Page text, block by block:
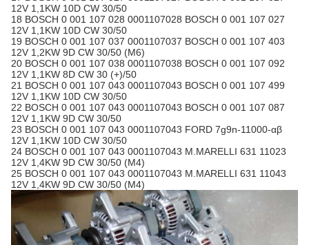
12V 1,1KW 10D CW 30/50
18 BOSCH 0 001 107 028 0001107028 BOSCH 0 001 107 027
12V 1,1KW 10D CW 30/50
19 BOSCH 0 001 107 037 0001107037 BOSCH 0 001 107 403
12V 1,2KW 9D CW 30/50 (M6)
20 BOSCH 0 001 107 038 0001107038 BOSCH 0 001 107 092
12V 1,1KW 8D CW 30 (+)/50
21 BOSCH 0 001 107 043 0001107043 BOSCH 0 001 107 499
12V 1,1KW 10D CW 30/50
22 BOSCH 0 001 107 043 0001107043 BOSCH 0 001 107 087
12V 1,1KW 9D CW 30/50
23 BOSCH 0 001 107 043 0001107043 FORD 7g9n-11000-αβ
12V 1,1KW 10D CW 30/50
24 BOSCH 0 001 107 043 0001107043 M.MARELLI 631 11023
12V 1,4KW 9D CW 30/50 (M4)
25 BOSCH 0 001 107 043 0001107043 M.MARELLI 631 11043
12V 1,4KW 9D CW 30/50 (M4)